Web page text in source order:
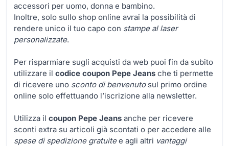
accessori per uomo, donna e bambino.
Inoltre, solo sullo shop online avrai la possibilità di
rendere unico il tuo capo con stampe al laser
personalizzate.
Per risparmiare sugli acquisti da web puoi fin da subito
utilizzare il codice coupon Pepe Jeans che ti permette
di ricevere uno sconto di benvenutosul primo ordine
online solo effettuando l’iscrizione alla newsletter.
Utilizza il coupon Pepe Jeans anche per ricevere
sconti extra su articoli già scontati o per accedere alle
spese di spedizione gratuitee agli altri vantaggi